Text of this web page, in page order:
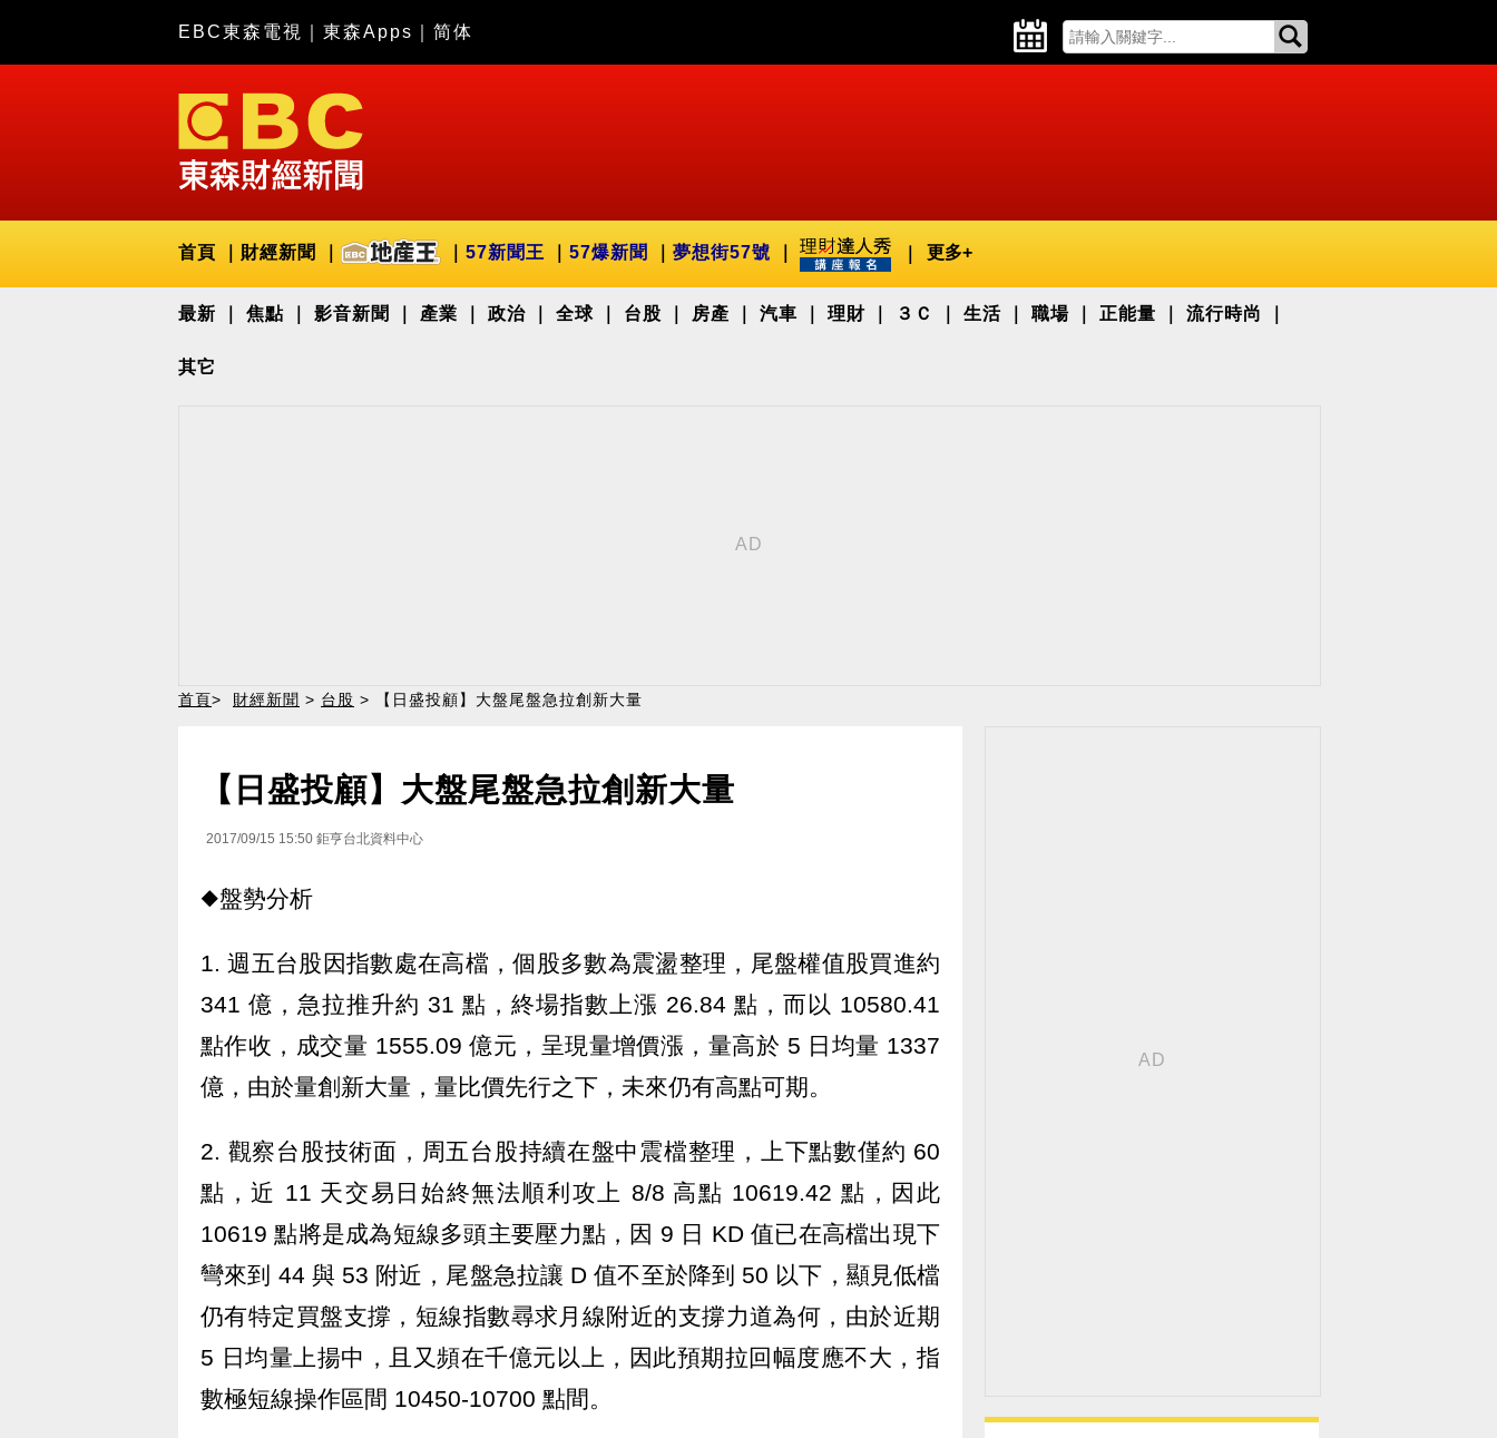
EBC東森電視 東森Apps 简体
首頁 財經新聞 57新聞王 57爆新聞 夢想街57號 更多+
最新 焦點 影音新聞 產業 政治 全球 台股 房產 汽車 理財 ３Ｃ 生活 職場 正能量 流行時尚
其它
首頁> 財經新聞 > 台股 > 【日盛投顧】大盤尾盤急拉創新大量
【日盛投顧】大盤尾盤急拉創新大量
2017/09/15 15:50 鉅亨台北資料中心
◆盤勢分析
1. 週五台股因指數處在高檔，個股多數為震盪整理，尾盤權值股買進約
341 億，急拉推升約 31 點，終場指數上漲 26.84 點，而以 10580.41
點作收，成交量 1555.09 億元，呈現量增價漲，量高於 5 日均量 1337
億，由於量創新大量，量比價先行之下，未來仍有高點可期。
2. 觀察台股技術面，周五台股持續在盤中震檔整理，上下點數僅約 60
點，近 11 天交易日始終無法順利攻上 8/8 高點 10619.42 點，因此
10619 點將是成為短線多頭主要壓力點，因 9 日 KD 值已在高檔出現下
彎來到 44 與 53 附近，尾盤急拉讓 D 值不至於降到 50 以下，顯見低檔
仍有特定買盤支撐，短線指數尋求月線附近的支撐力道為何，由於近期
5 日均量上揚中，且又頻在千億元以上，因此預期拉回幅度應不大，指
數極短線操作區間 10450-10700 點間。